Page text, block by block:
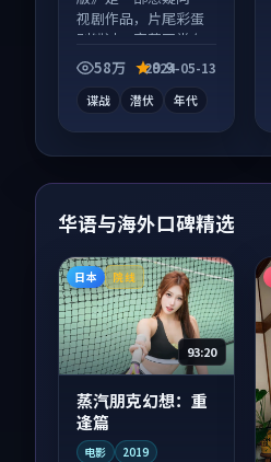
视剧作品，片尾彩蛋
别错过，字幕区常有
惊喜。
58万 9.9
2024-05-13
谍战 潜伏 年代
华语与海外口碑精选
日本 院线
93:20
蒸汽朋克幻想：重
逢篇
电影 2019